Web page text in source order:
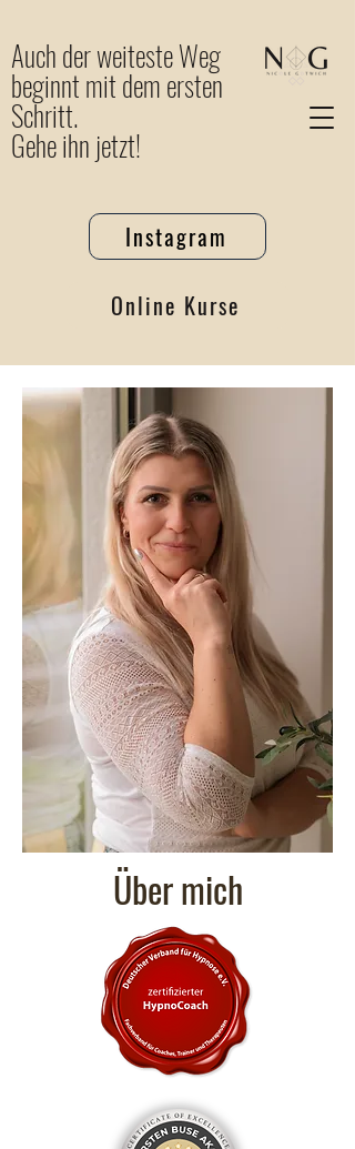
Auch der weiteste Weg
beginnt mit dem ersten
Schritt.
Gehe ihn jetzt!
Instagram
Online Kurse
Über mich